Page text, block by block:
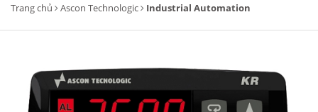
Trang chủ Ascon Technologic Industrial Automation